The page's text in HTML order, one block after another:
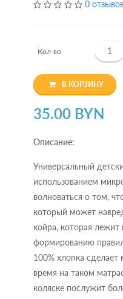
0
Кол-во
В КОРЗИНУ
35.00 BYN
Описание:
Универсальный
использованием
волноваться о том,
который может
койра, которая лежит
формированию
100% хлопка
время на таком
коляске послужит